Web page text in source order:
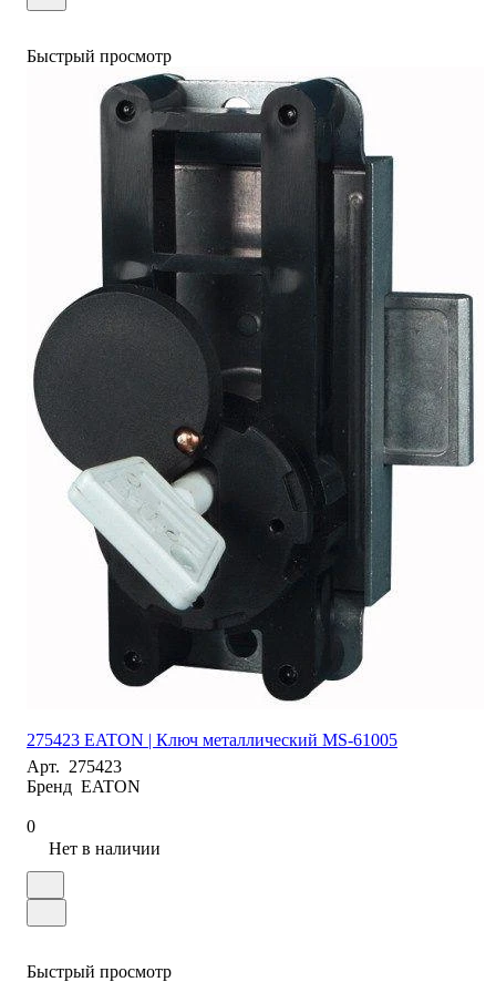
Быстрый просмотр
275423 EATON | Ключ металлический MS-61005
Арт. 275423
Бренд EATON
0
Нет в наличии
Быстрый просмотр